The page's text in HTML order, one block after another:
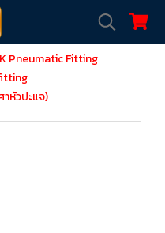
Pneumatic Fitting
หัวปะแจ)